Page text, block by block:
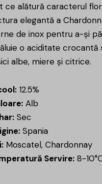
ce alătură caracterul
elegantă a
de inox pentru a-și
o aciditate
albe, miere și citrice.
12.5%
Alb
Sec
Spania
Moscatel, Chardonnay
Servire: 8-